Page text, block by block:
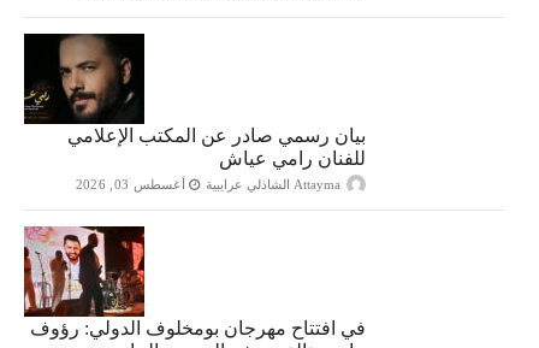
بيان رسمي صادر عن المكتب الإعلامي
للفنان رامي عياش
Attayma الشاذلي عرايبية أغسطس 03, 2026
في افتتاح مهرجان بومخلوف الدولي: رؤوف